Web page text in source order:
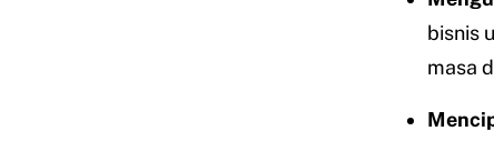
bisnis
masa